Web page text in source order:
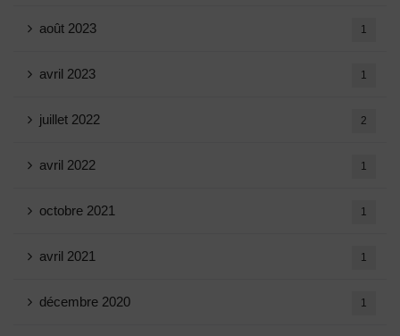
août 2023 1
avril 2023 1
juillet 2022 2
avril 2022 1
octobre 2021 1
avril 2021 1
décembre 2020 1